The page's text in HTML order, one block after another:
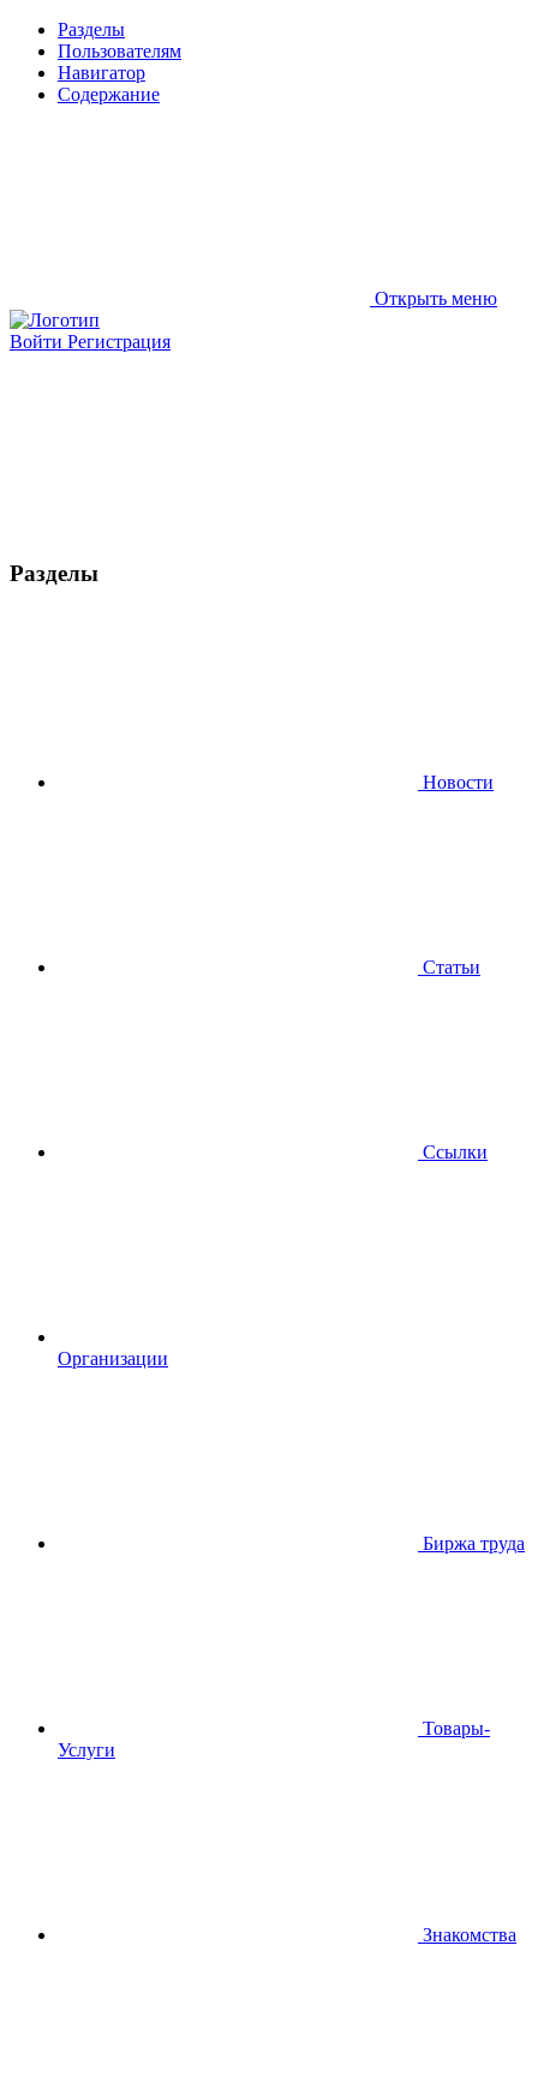
Разделы
Пользователям
Навигатор
Содержание
Открыть меню
Войти Регистрация
Разделы
Новости
Статьи
Ссылки
Организации
Биржа труда
Товары-
Услуги
Знакомства